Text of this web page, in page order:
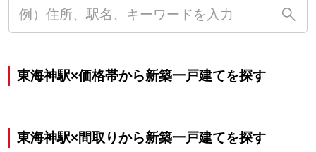
東海神駅×価格帯から新築一戸建てを探す
東海神駅×間取りから新築一戸建てを探す